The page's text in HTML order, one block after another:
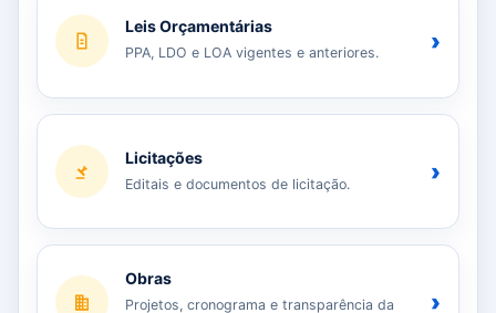
Leis Orçamentárias
PPA, LDO e LOA vigentes e anteriores. ›
Licitações
Editais e documentos de licitação. ›
Obras
Projetos, cronograma e transparência da
›